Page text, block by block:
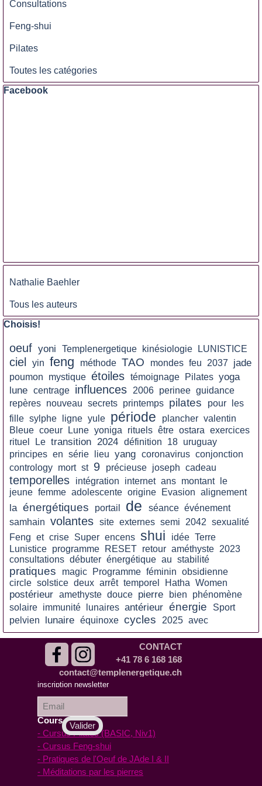
Consultations
Feng-shui
Pilates
Toutes les catégories
Sauter le bloc Facebook
Facebook
Nathalie Baehler
Tous les auteurs
Sauter le bloc Choisis!
Choisis!
oeuf yoni Templenergetique kinésiologie LUNISTICE
ciel yin feng méthode TAO mondes feu 2037 jade
poumon mystique étoiles témoignage Pilates yoga
lune centrage influences 2006 perinee guidance
repères nouveau secrets printemps pilates pour
les
fille sylphe ligne yule période plancher valentin
Bleue coeur Lune yoniga rituels être ostara exercices
rituel
Le transition 2024 définition 18 uruguay
principes en série lieu yang coronavirus conjonction
contrology mort st 9 précieuse joseph cadeau
temporelles intégration internet ans montant
le
jeune femme adolescente origine Evasion alignement
la énergétiques portail de séance événement
samhain volantes site externes semi 2042 sexualité
Feng et crise Super encens shui idée Terre
Lunistice programme RESET retour améthyste 2023
consultations débuter énergétique au stabilité
pratiques magic Programme féminin obsidienne
circle solstice deux arrêt temporel Hatha Women
postérieur amethyste douce pierre bien
phénomène
solaire immunité lunaires antérieur énergie
Sport
pelvien
lunaire équinoxe cycles 2025 avec
inscription à la
inscription newsletter
CONTACT
+41 78 6 168 168
contact@templenergetique.ch
Cours en ligne
- Cursus Pilates (BASIC, Niv1)
- Cursus Feng-shui
- Pratiques de l'Oeuf de JAde I & II
- Méditations par les pierres